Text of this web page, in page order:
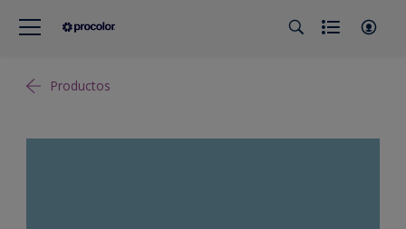
Productos